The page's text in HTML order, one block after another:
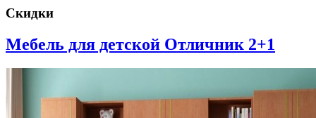
Скидки
Мебель для детской Отличник 2+1